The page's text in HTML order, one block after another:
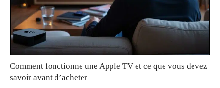
Comment fonctionne une Apple TV et ce que vous devez
savoir avant d’acheter